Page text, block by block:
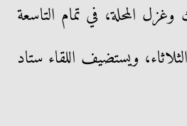
وغزل المحلة، في تمام التاسعة
ويستضيف اللقاء ستاد